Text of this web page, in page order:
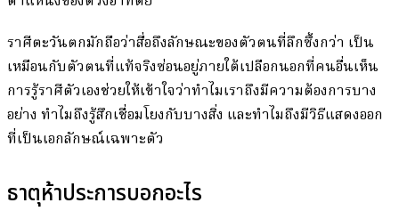
ราศีตะวันตกมักถือว่าสื่อถึงลักษณะของตัวตนที่ลึกซึ้งกว่า เป็น
เหมือนกับตัวตนที่แท้จริงซ่อนอยู่ภายใต้เปลือกนอกที่คนอื่นเห็น
การรู้ราศีตัวเองช่วยให้เข้าใจว่าทำไมเราถึงมีความต้องการบาง
อย่าง ทำไมถึงรู้สึกเชื่อมโยงกับบางสิ่ง และทำไมถึงมีวิธีแสดงออก
ที่เป็นเอกลักษณ์เฉพาะตัว
ธาตุห้าประการบอกอะไร